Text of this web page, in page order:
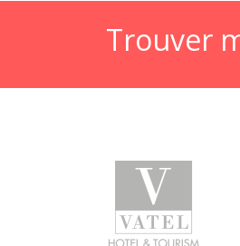
Trouver